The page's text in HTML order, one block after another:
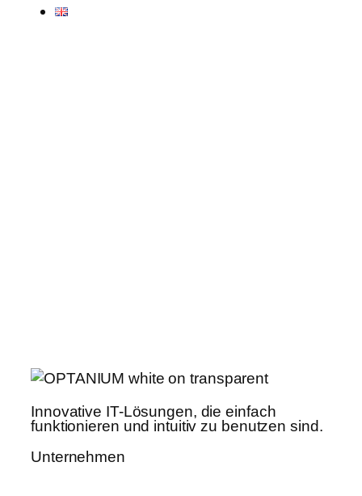
Innovative IT-Lösungen, die einfach
funktionieren und intuitiv zu benutzen sind.
Unternehmen